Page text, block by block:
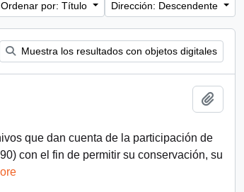
Ordenar por: Título Dirección: Descendente
Muestra los resultados con objetos digitales
que dan cuenta de la participación de
con el fin de permitir su conservación, su